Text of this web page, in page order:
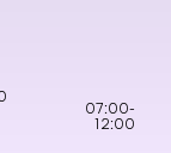
07:00-
12:00